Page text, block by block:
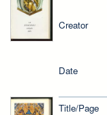
Creator
Date
Title/Page